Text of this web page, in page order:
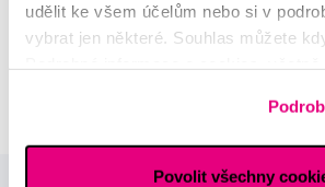
udělit ke všem účelům nebo si v
vybrat jen některé. Souhlas můžete
Povolit všechny
MUDr. Alžběta
dermatovenerologie